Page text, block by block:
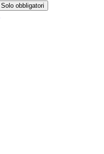
Solo obbligatori